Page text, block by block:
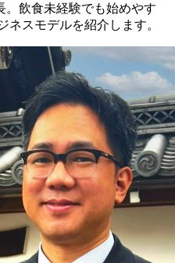
。飲食未経験でも始めやす
ネスモデルを紹介します。